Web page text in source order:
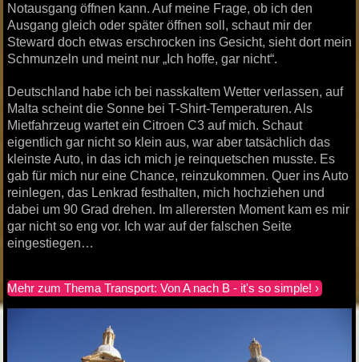
Notausgang öffnen kann. Auf meine Frage, ob ich den
Ausgang gleich oder später öffnen soll, schaut mir der
Steward doch etwas erschrocken ins Gesicht, sieht dort mein
Schmunzeln und meint nur „Ich hoffe, gar nicht“.
Deutschland habe ich bei nasskaltem Wetter verlassen, auf
Malta scheint die Sonne bei T-Shirt-Temperaturen. Als
Mietfahrzeug wartet ein Citroen C3 auf mich. Schaut
eigentlich gar nicht so klein aus, war aber tatsächlich das
kleinste Auto, in das ich mich je reinquetschen musste. Es
gab für mich nur eine Chance, reinzukommen. Quer ins Auto
reinlegen, das Lenkrad festhalten, mich hochziehen und
dabei um 90 Grad drehen. Im allerersten Moment kam es mir
gar nicht so eng vor. Ich war auf der falschen Seite
eingestiegen…
Mehr zum Thema Transport: Von A nach B - it's so simple!